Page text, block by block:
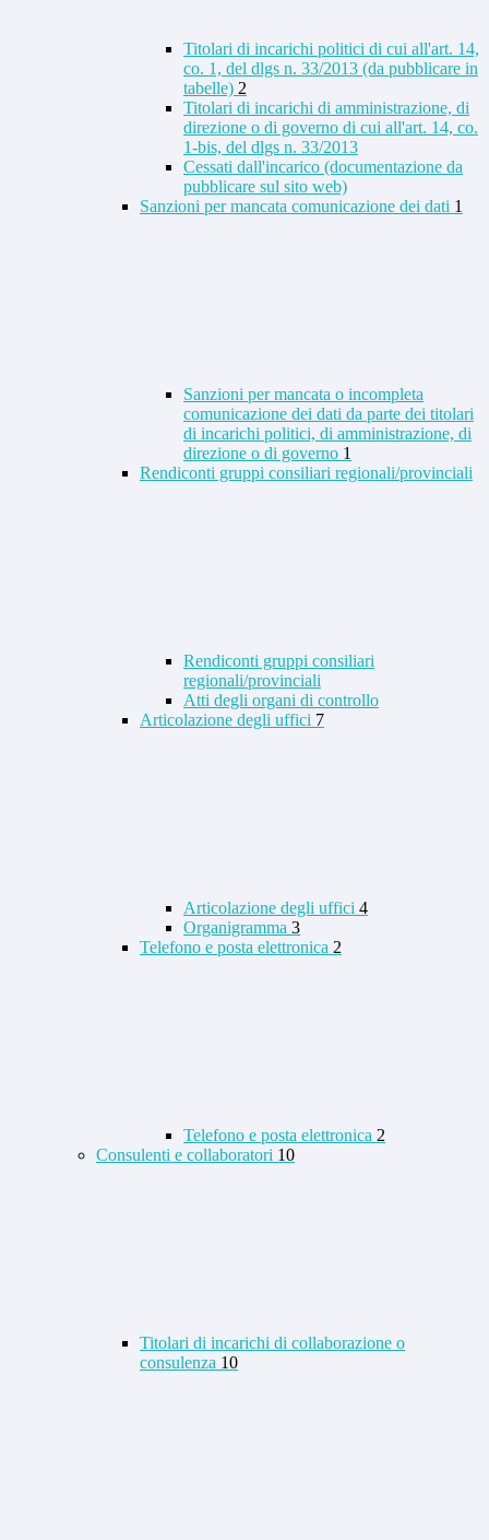
Titolari di incarichi politici di cui all'art. 14,
co. 1, del dlgs n. 33/2013 (da pubblicare in
tabelle) 2
Titolari di incarichi di amministrazione, di
direzione o di governo di cui all'art. 14, co.
1-bis, del dlgs n. 33/2013
Cessati dall'incarico (documentazione da
pubblicare sul sito web)
Sanzioni per mancata comunicazione dei dati 1
Sanzioni per mancata o incompleta
comunicazione dei dati da parte dei titolari
di incarichi politici, di amministrazione, di
direzione o di governo 1
Rendiconti gruppi consiliari regionali/provinciali
Rendiconti gruppi consiliari
regionali/provinciali
Atti degli organi di controllo
Articolazione degli uffici 7
Articolazione degli uffici 4
Organigramma 3
Telefono e posta elettronica 2
Telefono e posta elettronica 2
Consulenti e collaboratori 10
Titolari di incarichi di collaborazione o
consulenza 10